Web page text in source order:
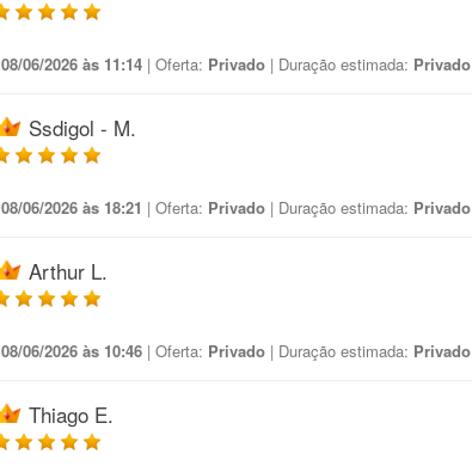
08/06/2026 às 11:14 | Oferta: Privado | Duração estimada: Privado
Ssdigol - M.
08/06/2026 às 18:21 | Oferta: Privado | Duração estimada: Privado
Arthur L.
08/06/2026 às 10:46 | Oferta: Privado | Duração estimada: Privado
Thiago E.